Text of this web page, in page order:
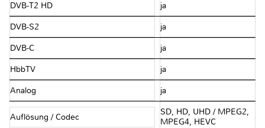
DVB-T2 HD ja
DVB-S2 ja
DVB-C ja
HbbTV ja
Analog ja
Auflösung / Codec
SD, HD, UHD / MPEG2,
MPEG4, HEVC